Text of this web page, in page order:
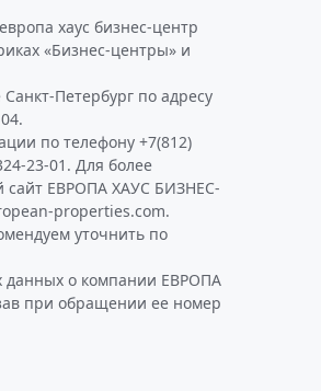
хаус бизнес-центр
«Бизнес-центры» и
Петербург по адресу
по телефону +7(812)
23-01. Для более
сайт ЕВРОПА ХАУС БИЗНЕС-
properties.com.
уточнить по
данных о компании ЕВРОПА
при обращении ее номер